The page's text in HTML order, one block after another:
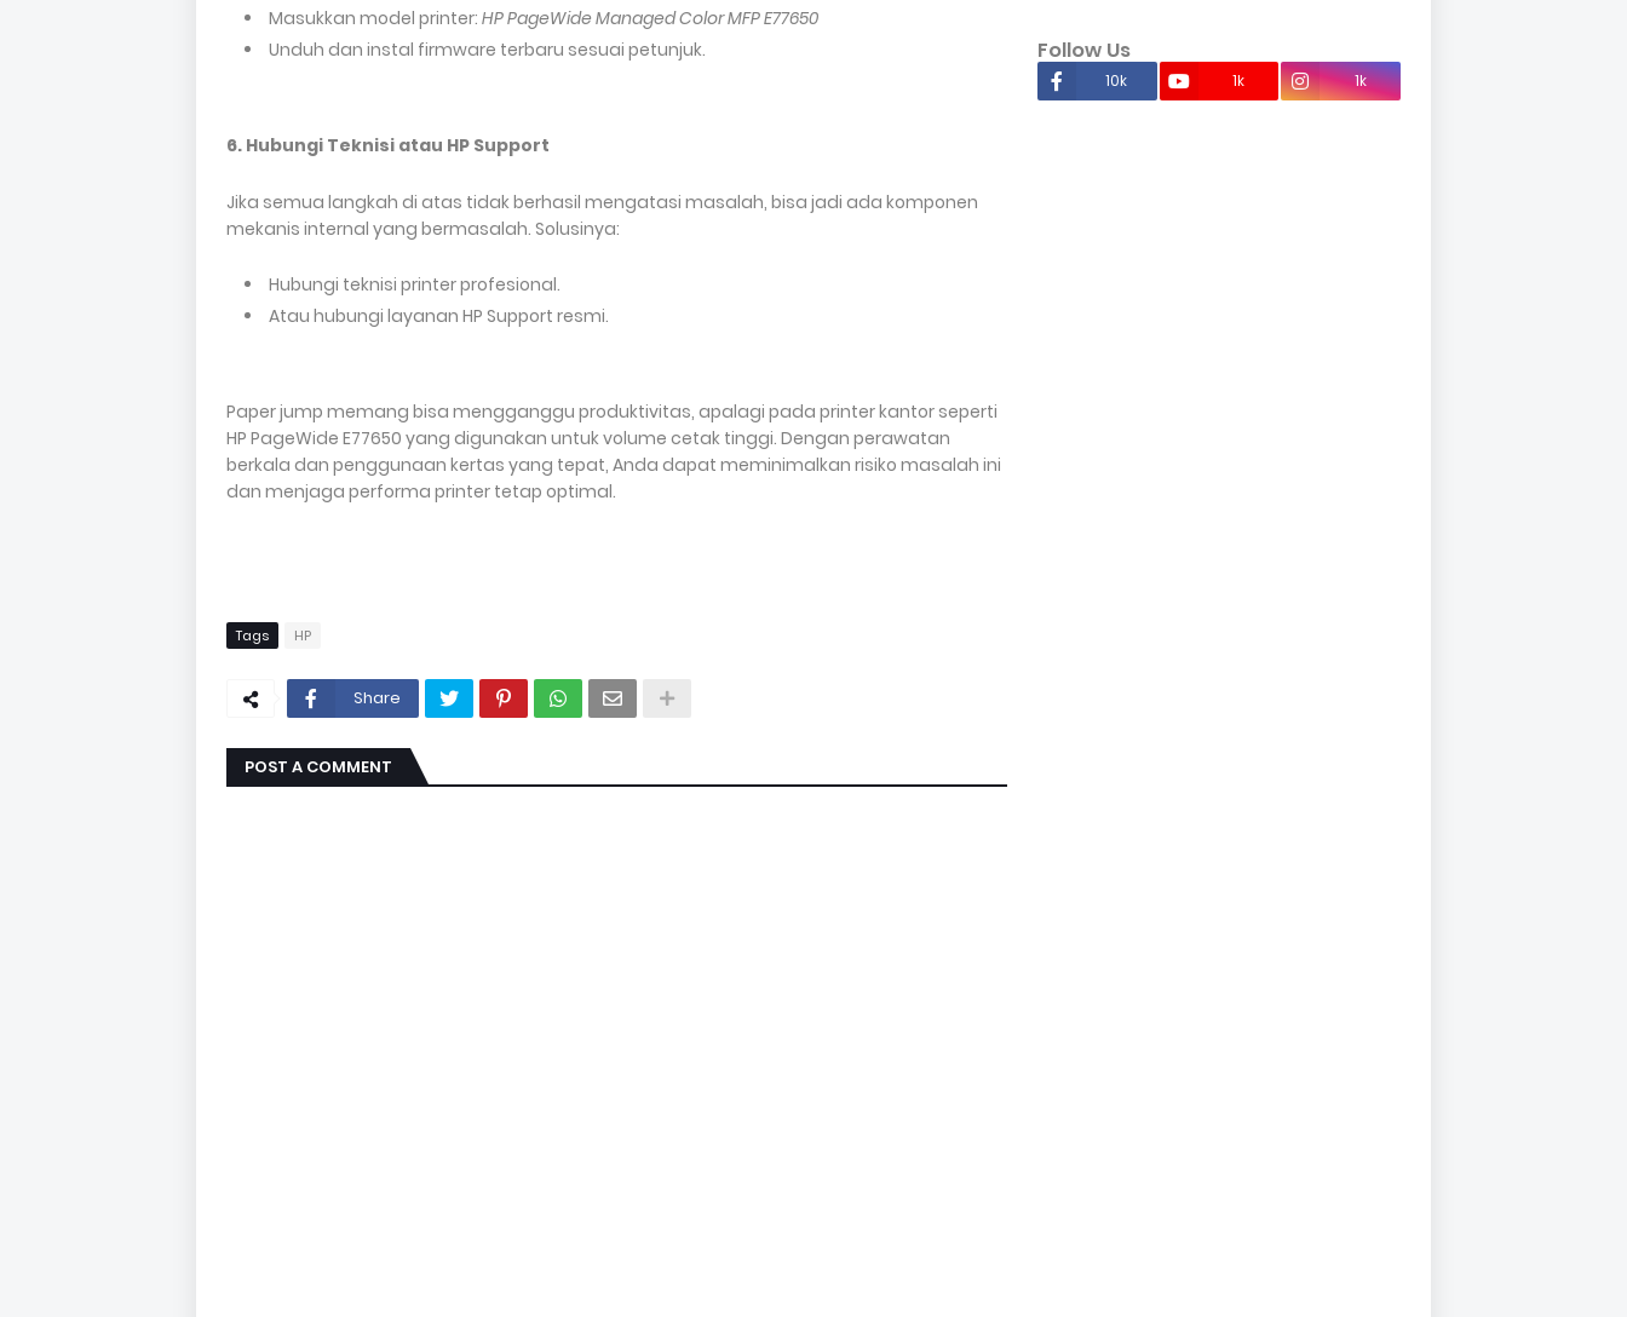
Masukkan model printer: HP PageWide Managed Color MFP E77650
Unduh dan instal firmware terbaru sesuai petunjuk.
6. Hubungi Teknisi atau HP Support
Jika semua langkah di atas tidak berhasil mengatasi masalah, bisa jadi ada komponen
mekanis internal yang bermasalah. Solusinya:
Hubungi teknisi printer profesional.
Atau hubungi layanan HP Support resmi.
Paper jump memang bisa mengganggu produktivitas, apalagi pada printer kantor seperti
HP PageWide E77650 yang digunakan untuk volume cetak tinggi. Dengan perawatan
berkala dan penggunaan kertas yang tepat, Anda dapat meminimalkan risiko masalah ini
dan menjaga performa printer tetap optimal.
Tags HP
Share
POST A COMMENT
Follow Us
10k 1k 1k